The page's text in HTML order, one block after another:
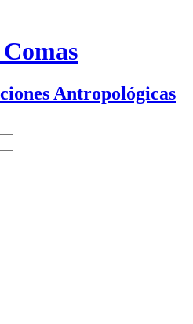
Antropológicas